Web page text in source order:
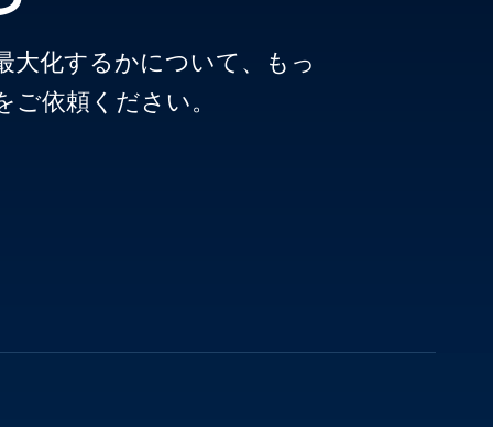
大化するかについて、もっ
依頼ください。